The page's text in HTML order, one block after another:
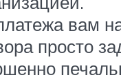
вам
просто